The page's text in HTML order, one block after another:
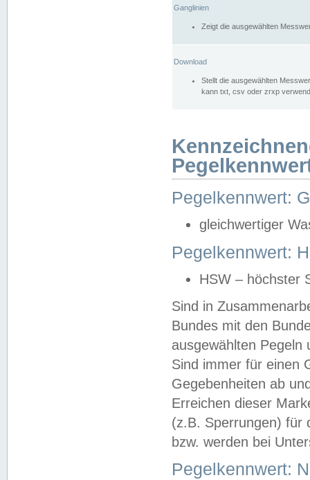
Ganglinien
Zeigt die ausgewählten
Download
Stellt die ausgewählten
kann txt, csv oder zrxp
Pegelkennwert:
gleichwertiger
Pegelkennwert:
HSW – höchster
Sind in
Bundes mit den
ausgewählten
Sind immer für einen
Gegebenheiten ab
Erreichen dieser
(z.B. Sperrungen) für
bzw. werden bei
Pegelkennwert: